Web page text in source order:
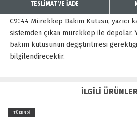
TESLİMAT VE İADE
C9344 Mürekkep Bakım Kutusu, yazıcı
sistemden çıkan mürekkep ile depolar.
bakım kutusunun değiştirilmesi
bilgilendirecektir.
İLGİLİ ÜRÜNLER
TÜKENDİ